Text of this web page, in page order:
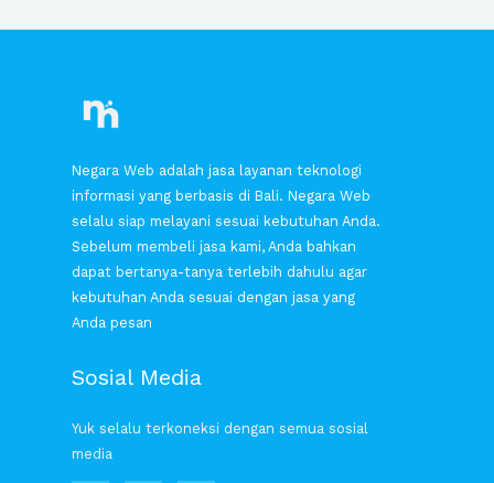
Negara Web adalah jasa layanan teknologi
informasi yang berbasis di Bali. Negara Web
selalu siap melayani sesuai kebutuhan Anda.
Sebelum membeli jasa kami, Anda bahkan
dapat bertanya-tanya terlebih dahulu agar
kebutuhan Anda sesuai dengan jasa yang
Anda pesan
Sosial Media
Yuk selalu terkoneksi dengan semua sosial
media